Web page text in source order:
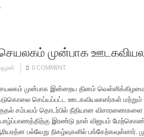
முன்பாக
0 COMMENT
முன்பாக இன்றைய தினம்
படுகொலை செய்யப்பட்ட ஊடகவியலாளர்கள்
சம்பவம் தொடர்பில் நீதியான விசாரணைகளை
இரண்டு நாள் விஜயம்
பல்வேறு நிகழ்வுகளில்